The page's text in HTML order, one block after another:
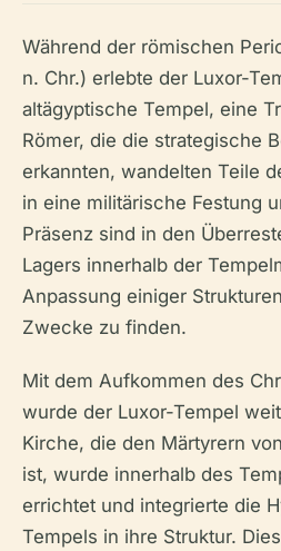
Während der römischen
n. Chr.) erlebte der Luxor-
altägyptische Tempel, eine
Römer, die die strategische
erkannten, wandelten Teile
in eine militärische Festung
Präsenz sind in den
Lagers innerhalb der
Anpassung einiger
Zwecke zu finden.
Mit dem Aufkommen des
wurde der Luxor-Tempel
Kirche, die den Märtyrern
ist, wurde innerhalb des
errichtet und integrierte die
Tempels in ihre Struktur.